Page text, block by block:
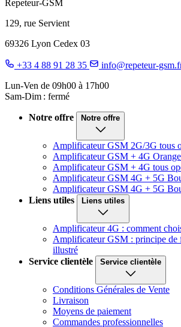
Repeteur-GSM
129, rue Servient
69326 Lyon Cedex 03
+33 4 88 91 28 35
info@repeteur-
Lun-Ven de 09h00 à 17h00
Sam-Dim : fermé
Notre offre Notre offre
Amplificateur GSM 2G/3G tous
Amplificateur GSM + 4G
Amplificateur GSM + 4G tous
Amplificateur GSM 4G + 5G
Amplificateur GSM 4G + 5G
Liens utiles
Liens utiles
Amplificateur 4G : comment
Amplificateur GSM : principe de
illustré
Service clientèle
Service clientèle
Conditions Générales de Vente
Livraison
Moyens de paiement
Commandes professionnelles